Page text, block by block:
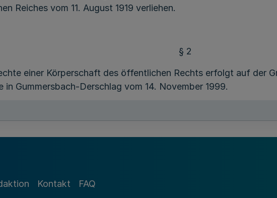
Reiches vom 11. August 1919 verliehen.
§ 2
einer Körperschaft des öffentlichen Rechts erfolgt auf der
in Gummersbach-Derschlag vom 14. November 1999.
Kontakt FAQ